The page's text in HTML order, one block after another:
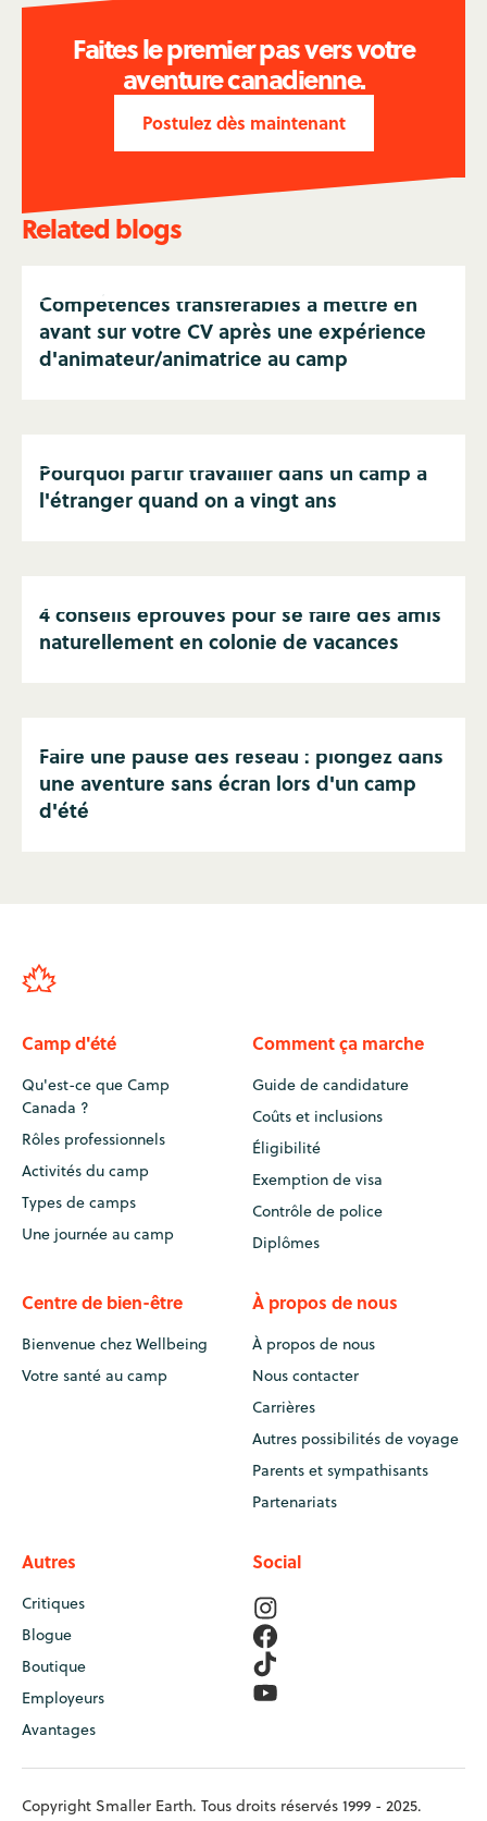
Faites le premier pas vers votre
aventure canadienne.
Postulez dès maintenant
Related blogs
Compétences transférables à mettre en
avant sur votre CV après une expérience
d'animateur/animatrice au camp
Pourquoi partir travailler dans un camp à
l'étranger quand on a vingt ans
4 conseils éprouvés pour se faire des amis
naturellement en colonie de vacances
Faire une pause des réseau : plongez dans
une aventure sans écran lors d'un camp
d'été
Camp d'été
Qu'est-ce que Camp
Canada ?
Rôles professionnels
Activités du camp
Types de camps
Une journée au camp
Comment ça marche
Guide de candidature
Coûts et inclusions
Éligibilité
Exemption de visa
Contrôle de police
Diplômes
Centre de bien-être
Bienvenue chez Wellbeing
Votre santé au camp
À propos de nous
À propos de nous
Nous contacter
Carrières
Autres possibilités de voyage
Parents et sympathisants
Partenariats
Autres
Critiques
Blogue
Boutique
Employeurs
Avantages
Social
Copyright Smaller Earth. Tous droits réservés 1999 - 2025.